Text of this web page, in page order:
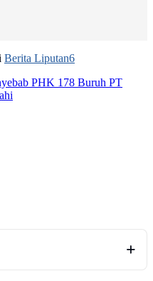
Berita Liputan6
PHK 178 Buruh PT